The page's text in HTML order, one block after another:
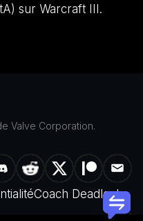
sur Warcraft III.
Valve Corporation.
Coach Deadlock